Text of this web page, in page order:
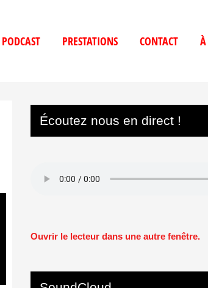
PODCAST PRESTATIONS CONTACT À
Écoutez nous en direct !
Ouvrir le lecteur dans une autre fenêtre.